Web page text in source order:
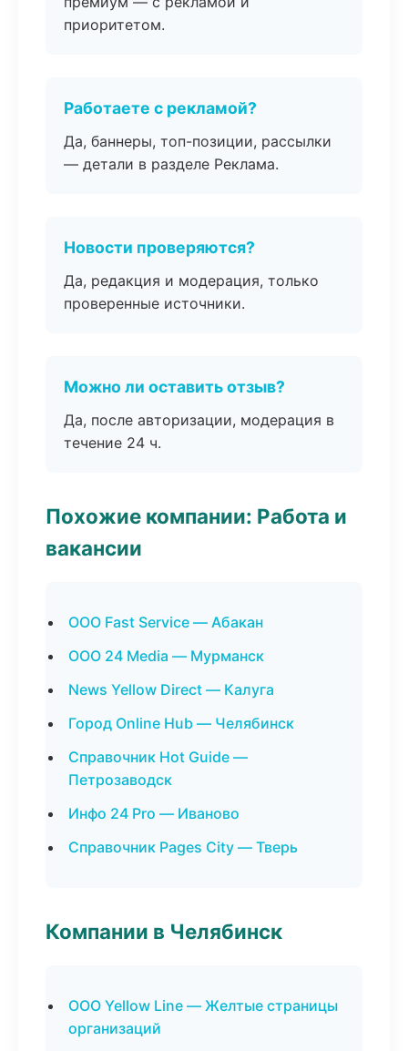
приоритетом.
Работаете с рекламой?
Да, баннеры, топ-позиции, рассылки
— детали в разделе Реклама.
Новости проверяются?
Да, редакция и модерация, только
проверенные источники.
Можно ли оставить отзыв?
Да, после авторизации, модерация в
течение 24 ч.
Похожие компании: Работа и
вакансии
ООО Fast Service — Абакан
ООО 24 Media — Мурманск
News Yellow Direct — Калуга
Город Online Hub — Челябинск
Справочник Hot Guide —
Петрозаводск
Инфо 24 Pro — Иваново
Справочник Pages City — Тверь
Компании в Челябинск
ООО Yellow Line — Желтые страницы
организаций